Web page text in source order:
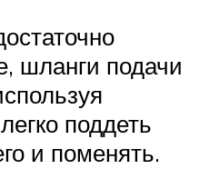
шланги подачи
поддеть
и поменять.